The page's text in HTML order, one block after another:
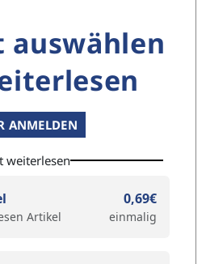
auswählen
ANMELDEN
weiterlesen
Artikel
0,69€
einmalig